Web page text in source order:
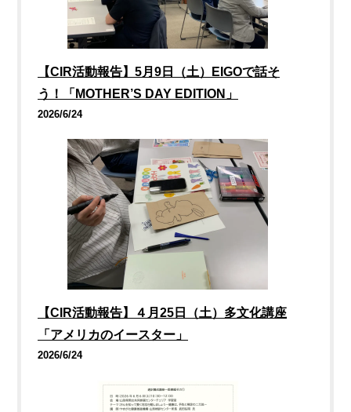
【CIR活動報告】5月9日（土）EIGOで話そ
う！「MOTHER’S DAY EDITION」
2026/6/24
【CIR活動報告】４月25日（土）多文化講座
「アメリカのイースター」
2026/6/24